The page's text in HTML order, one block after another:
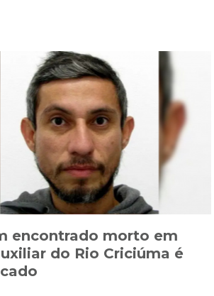
encontrado morto em
do Rio Criciúma é